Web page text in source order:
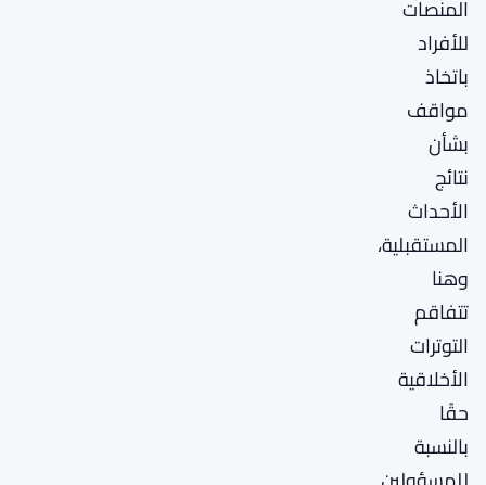
المنصات
للأفراد
باتخاذ
مواقف
بشأن
نتائج
الأحداث
المستقبلية،
وهنا
تتفاقم
التوترات
الأخلاقية
حقًا
بالنسبة